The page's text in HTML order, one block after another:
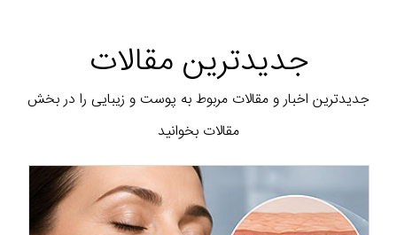
جدیدترین مقالات
جدیدترین اخبار و مقالات مربوط به پوست و زیبایی را در بخش
مقالات بخوانید